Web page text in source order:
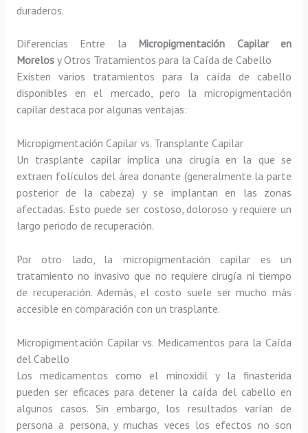
duraderos.
Diferencias Entre la Micropigmentación Capilar en
Morelosy Otros Tratamientos para la Caída de Cabello
Existen varios tratamientos para la caída de cabello
disponibles en el mercado, pero la micropigmentación
capilar destaca por algunas ventajas:
Micropigmentación Capilar vs. Transplante Capilar
Un trasplante capilar implica una cirugía en la que se
extraen folículos del área donante (generalmente la parte
posterior de la cabeza) y se implantan en las zonas
afectadas. Esto puede ser costoso, doloroso y requiere un
largo periodo de recuperación.
Por otro lado, la micropigmentación capilar es un
tratamiento no invasivo que no requiere cirugía ni tiempo
de recuperación. Además, el costo suele ser mucho más
accesible en comparación con un trasplante.
Micropigmentación Capilar vs. Medicamentos para la Caída
del Cabello
Los medicamentos como el minoxidil y la finasterida
pueden ser eficaces para detener la caída del cabello en
algunos casos. Sin embargo, los resultados varían de
persona a persona, y muchas veces los efectos no son